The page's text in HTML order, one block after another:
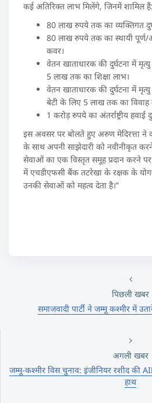
कई अतिरिक्त लाभ मिलेंगे, जिनमें शामिल हैं:
80 लाख रुपये तक का व्यक्तिगत
80 लाख रुपये तक का स्थायी पूर्ण/
कवर।
वेतन खाताधारक की दुर्घटना में
5 लाख तक का शिक्षा लाभ।
वेतन खाताधारक की दुर्घटना में
बेटी के लिए 5 लाख तक का विवाह
1 करोड़ रुपये का अंतर्राष्ट्रीय हवाई
इस अवसर पर बोलते हुए अरुण मेदिरत्ता ने
के साथ अपनी साझेदारी को नवीनीकृत
सेवाओं का एक विस्तृत समूह प्रदान करने
में एचडीएफसी बैंक तटरेखा के रक्षक के
उनकी सेवाओं को महत्व देता है।”
पिछली खबर
समाजवादी पार्टी ने जम्मू कश्मीर में
अगली खबर
जम्मू-कश्मीर विस चुनाव: इंजीनियर रशीद की
हाथ